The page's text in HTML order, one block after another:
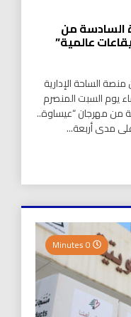
السادسة من
عالمية”
الساحة الإدارية
يوم السبت المنصرم
من مهرجان “عيساوة..
مدى أربعة...